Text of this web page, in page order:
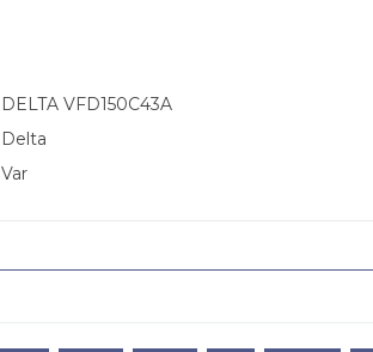
DELTA VFD150C43A
Delta
Var